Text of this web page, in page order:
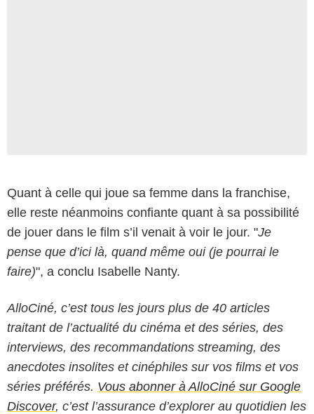
Quant à celle qui joue sa femme dans la franchise,
elle reste néanmoins confiante quant à sa possibilité
de jouer dans le film s’il venait à voir le jour. "Je
pense que d’ici là, quand même oui (je pourrai le
faire)", a conclu Isabelle Nanty.
AlloCiné, c’est tous les jours plus de 40 articles
traitant de l’actualité du cinéma et des séries, des
interviews, des recommandations streaming, des
anecdotes insolites et cinéphiles sur vos films et vos
séries préférés. Vous abonner à AlloCiné sur Google
Discover, c’est l’assurance d’explorer au quotidien les